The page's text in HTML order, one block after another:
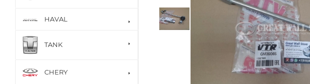
HAVAL
TANK
CHERY